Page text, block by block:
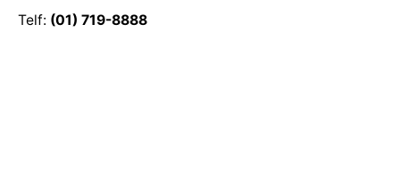
Telf: (01) 719-8888